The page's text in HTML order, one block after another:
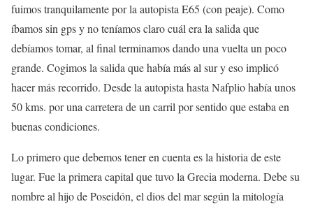
fuimos tranquilamente por la autopista E65 (con peaje). Como
íbamos sin gps y no teníamos claro cuál era la salida que
debíamos tomar, al final terminamos dando una vuelta un poco
grande. Cogimos la salida que había más al sur y eso implicó
hacer más recorrido. Desde la autopista hasta Nafplio había unos
50 kms. por una carretera de un carril por sentido que estaba en
buenas condiciones.
Lo primero que debemos tener en cuenta es la historia de este
lugar. Fue la primera capital que tuvo la Grecia moderna. Debe su
nombre al hijo de Poseidón, el dios del mar según la mitología